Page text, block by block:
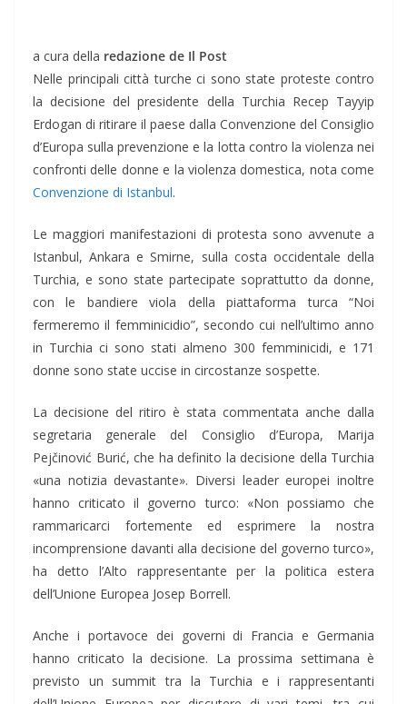
a cura della redazione de Il Post
Nelle principali città turche ci sono state proteste contro
la decisione del presidente della Turchia Recep Tayyip
Erdogan di ritirare il paese dalla Convenzione del Consiglio
d’Europa sulla prevenzione e la lotta contro la violenza nei
confronti delle donne e la violenza domestica, nota come
Convenzione di Istanbul.
Le maggiori manifestazioni di protesta sono avvenute a
Istanbul, Ankara e Smirne, sulla costa occidentale della
Turchia, e sono state partecipate soprattutto da donne,
con le bandiere viola della piattaforma turca “Noi
fermeremo il femminicidio”, secondo cui nell’ultimo anno
in Turchia ci sono stati almeno 300 femminicidi, e 171
donne sono state uccise in circostanze sospette.
La decisione del ritiro è stata commentata anche dalla
segretaria generale del Consiglio d’Europa, Marija
Pejčinović Burić, che ha definito la decisione della Turchia
«una notizia devastante». Diversi leader europei inoltre
hanno criticato il governo turco: «Non possiamo che
rammaricarci fortemente ed esprimere la nostra
incomprensione davanti alla decisione del governo turco»,
ha detto l’Alto rappresentante per la politica estera
dell’Unione Europea Josep Borrell.
Anche i portavoce dei governi di Francia e Germania
hanno criticato la decisione. La prossima settimana è
previsto un summit tra la Turchia e i rappresentanti